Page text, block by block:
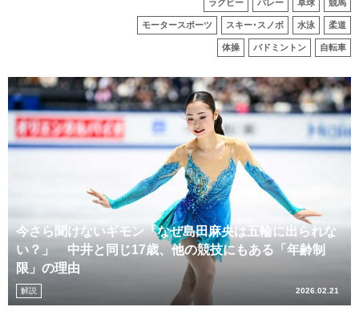
ラグビー バレー 卓球 競馬
モータースポーツ スキー･スノボ 水泳 柔道
体操 バドミントン 自転車
今さら聞けないギモン「なぜ島田麻央は五輪に出られな
い？」 中井と同じ17歳、他の競技にもある「年齢制
限」の理由
解説 2026.02.21